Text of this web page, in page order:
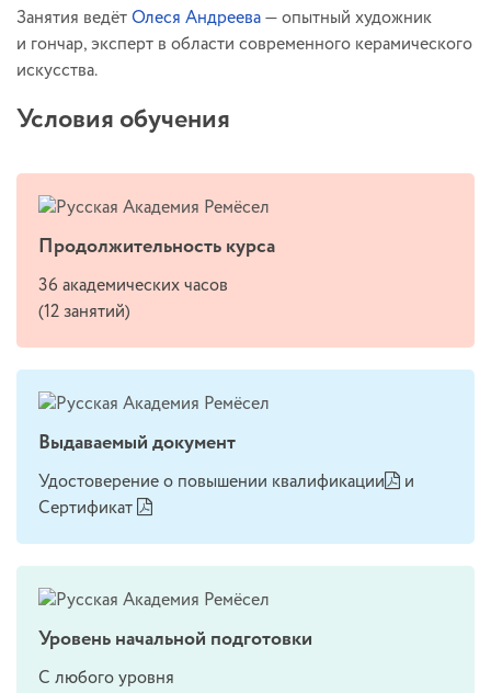
Занятия ведётОлеся Андреева— опытный художник
и гончар, эксперт в области современного керамического
искусства.
Условия обучения
Продолжительность курса
36 академических часов
(12 занятий)
Выдаваемый документ
Удостоверение о повышении квалификации
и
Сертификат
Уровень начальной подготовки
С любого уровня